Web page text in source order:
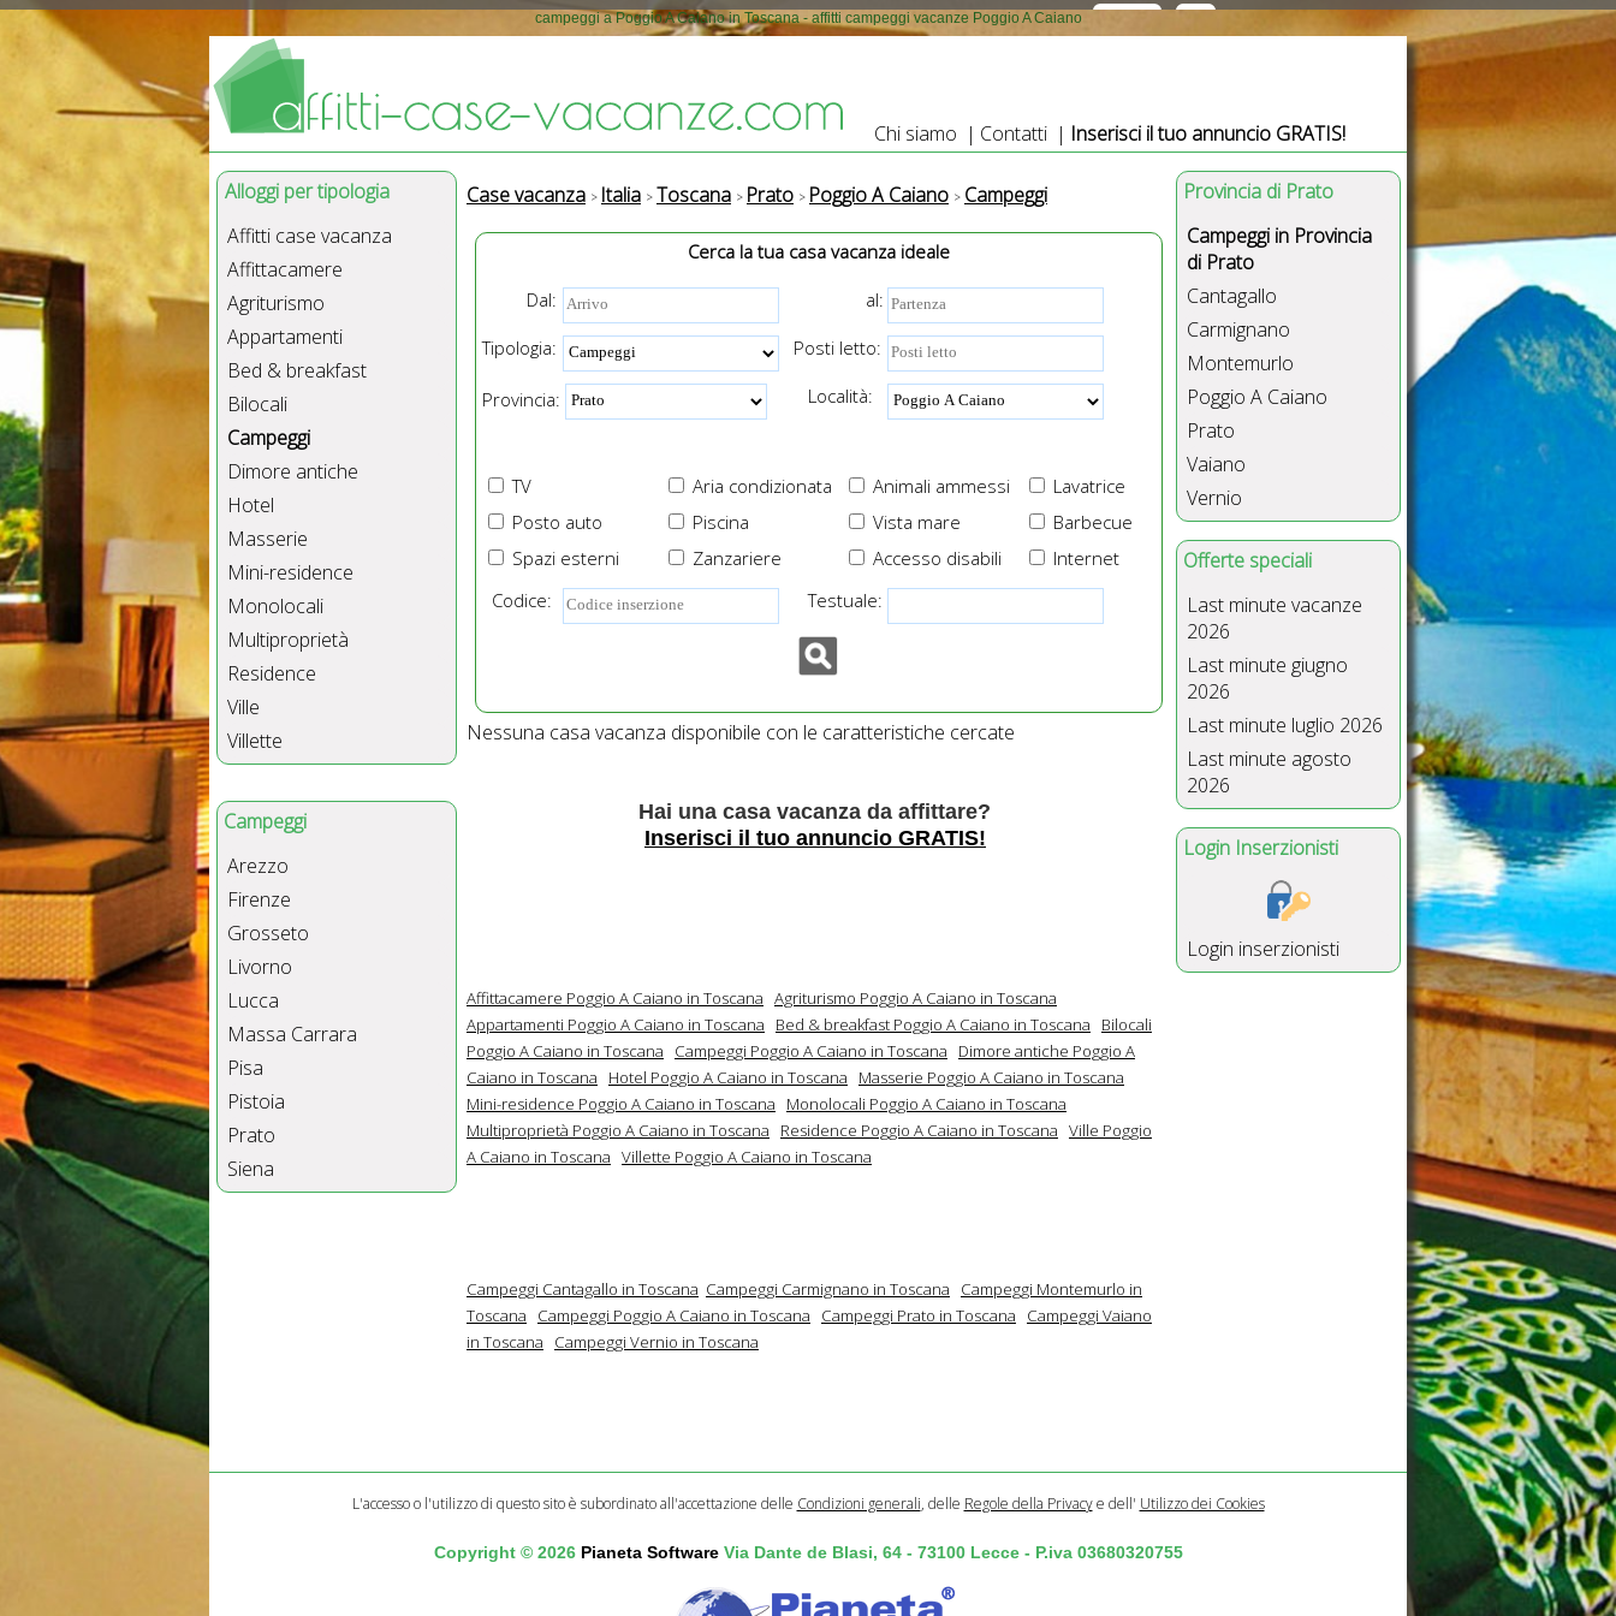
campeggi a Poggio A Caiano in Toscana - affitti campeggi vacanze Poggio A Caiano
Chi siamo | Contatti | Inserisci il tuo annuncio GRATIS!
Alloggi per tipologia
Affitti case vacanza
Affittacamere
Agriturismo
Appartamenti
Bed & breakfast
Bilocali
Campeggi
Dimore antiche
Hotel
Masserie
Mini-residence
Monolocali
Multiproprietà
Residence
Ville
Villette
Campeggi
Arezzo
Firenze
Grosseto
Livorno
Lucca
Massa Carrara
Pisa
Pistoia
Prato
Siena
Case vacanza Italia Toscana Prato Poggio A Caiano Campeggi
Cerca la tua casa vacanza ideale
Dal:
al:
Tipologia:
Posti letto:
Provincia: Località:
TV Aria condizionata Animali ammessi
Lavatrice
Posto auto
Piscina Vista mare
Barbecue
Spazi esterni
Zanzariere Internet
Accesso disabili
Codice:
Testuale:
Nessuna casa vacanza disponibile con le caratteristiche cercate
Hai una casa vacanza da affittare?
Inserisci il tuo annuncio GRATIS!
Affittacamere Poggio A Caiano in Toscana Agriturismo Poggio A Caiano in Toscana
Appartamenti Poggio A Caiano in Toscana
Bed & breakfast Poggio A Caiano in Toscana
Bilocali
Poggio A Caiano in Toscana
Campeggi Poggio A Caiano in Toscana
Dimore antiche Poggio A
Caiano in Toscana
Hotel Poggio A Caiano in Toscana
Masserie Poggio A Caiano in Toscana
Mini-residence Poggio A Caiano in Toscana
Monolocali Poggio A Caiano in Toscana
Multiproprietà Poggio A Caiano in Toscana
Residence Poggio A Caiano in Toscana Ville Poggio
A Caiano in Toscana Villette Poggio A Caiano in Toscana
Campeggi Cantagallo in Toscana Campeggi Carmignano in Toscana
Campeggi Montemurlo in
Toscana
Campeggi Poggio A Caiano in Toscana Campeggi Prato in Toscana
Campeggi Vaiano
in Toscana
Campeggi Vernio in Toscana
Provincia di Prato
Campeggi in Provincia
di Prato
Cantagallo
Carmignano
Montemurlo
Poggio A Caiano
Prato
Vaiano
Vernio
Offerte speciali
Last minute vacanze
2026
Last minute giugno
2026
Last minute luglio 2026
Last minute agosto
2026
Login Inserzionisti
Login inserzionisti
L'accesso o l'utilizzo di questo sito è subordinato all'accettazione delle Condizioni generali, delle Regole della Privacye dell' Utilizzo dei Cookies
Copyright © 2026 Pianeta SoftwareVia Dante de Blasi, 64 - 73100 Lecce - P.iva 03680320755